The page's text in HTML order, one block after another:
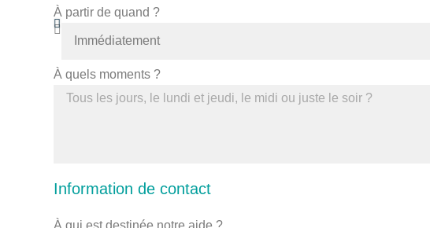
À partir de quand ?
À quels moments ?
Information de contact
À qui est destinée notre aide ?